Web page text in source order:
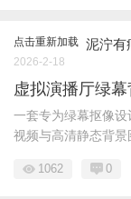
点击重新加载 泥泞有
2026-2-18
虚拟演播厅绿
一套专为绿幕抠像
视频与高清静态背景
1062 0